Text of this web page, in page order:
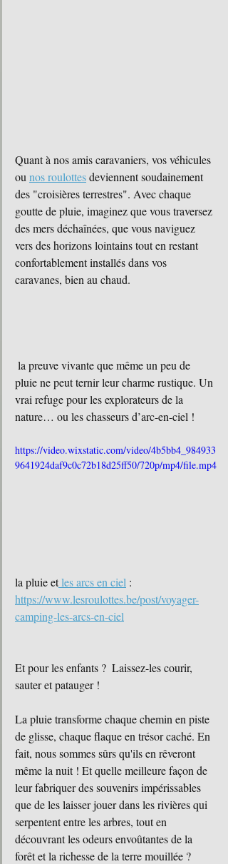
Quant à nos amis caravaniers, vos véhicules
ou nos roulottes deviennent soudainement
des "croisières terrestres". Avec chaque
goutte de pluie, imaginez que vous traversez
des mers déchaînées, que vous naviguez
vers des horizons lointains tout en restant
confortablement installés dans vos
caravanes, bien au chaud.
pluie ne peut ternir leur charme rustique. Un
vrai refuge pour les explorateurs de la
nature… ou les chasseurs d’arc-en-ciel !
https://video.wixstatic.com/video/4b5bb4_984933
9641924daf9c0c72b18d25ff50/720p/mp4/file.mp4
la pluie et les arcs en ciel :
https://www.lesroulottes.be/post/voyager-
camping-les-arcs-en-ciel
Et pour les enfants ?  Laissez-les courir,
sauter et patauger !
La pluie transforme chaque chemin en piste
de glisse, chaque flaque en trésor caché. En
fait, nous sommes sûrs qu'ils en rêveront
même la nuit ! Et quelle meilleure façon de
leur fabriquer des souvenirs impérissables
que de les laisser jouer dans les rivières qui
serpentent entre les arbres, tout en
découvrant les odeurs envoûtantes de la
forêt et la richesse de la terre mouillée ?